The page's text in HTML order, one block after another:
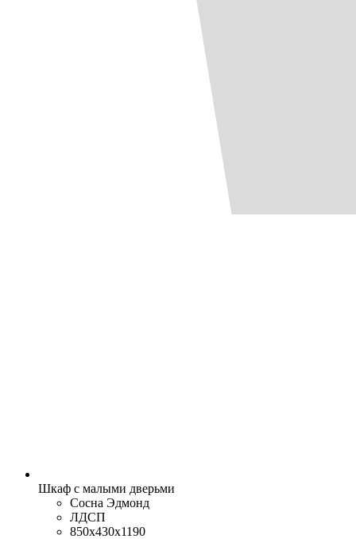
Шкаф с малыми дверьми
Сосна Эдмонд
ЛДСП
850x430x1190